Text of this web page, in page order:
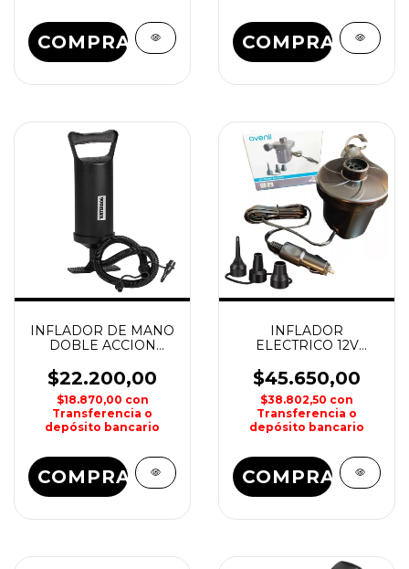
COMPRAR COMPRAR
INFLADOR DE MANO
DOBLE ACCION
$22.200,00
$18.870,00 con
Transferencia o
depósito bancario
COMPRAR
INFLADOR
ELECTRICO 12V
$45.650,00
$38.802,50 con
Transferencia o
depósito bancario
COMPRAR